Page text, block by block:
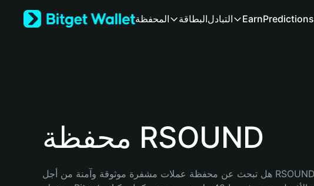
Bahasa Indonesia
المحفظة البطاقةالتبادل EarnPredictions
محفظة RSOUND
هل تبحث عن محفظة عملات مشفرة موثوقة وآمنة من أجل RSOUND؟ إنّ